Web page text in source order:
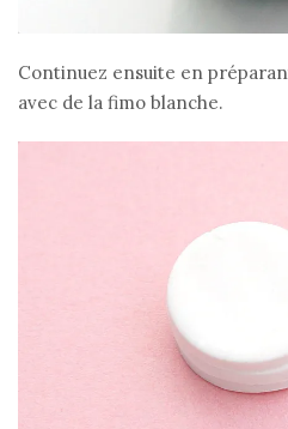
Continuez ensuite en
avec de la fimo blanche.